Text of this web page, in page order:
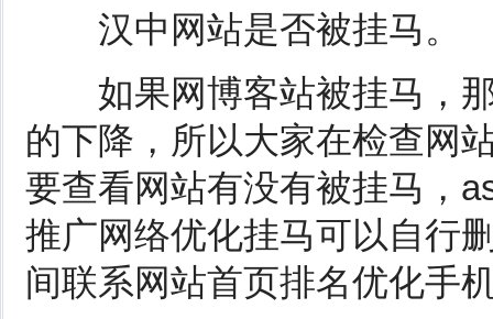
汉中网站是否被挂马。
如果网博客站被挂马，那
的下降，所以大家在检查网
要查看网站有没有被挂马，
推广网络优化挂马可以自行
间联系网站首页排名优化手